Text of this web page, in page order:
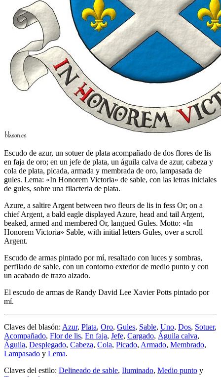
Escudo de azur, un sotuer de plata acompañado de dos flores de lis
en faja de oro; en un jefe de plata, un águila calva de azur, cabeza y
cola de plata, picada, armada y membrada de oro, lampasada de
gules. Lema: «In Honorem Victoria» de sable, con las letras iniciales
de gules, sobre una filacteria de plata.
Azure, a saltire Argent between two fleurs de lis in fess Or; on a
chief Argent, a bald eagle displayed Azure, head and tail Argent,
beaked, armed and membered Or, langued Gules. Motto: «In
Honorem Victoria» Sable, with initial letters Gules, over a scroll
Argent.
Escudo de armas pintado por mí, resaltado con luces y sombras,
perfilado de sable, con un contorno exterior de medio punto y con
un acabado de trazo alzado.
El escudo de armas de Randy David Lee Xavier Potts pintado por
mí.
Claves del blasón: Azur, Plata, Oro, Gules, Sable, Uno, Dos, Sotuer,
Acompañado, Flor de lis, En faja, Jefe, Cargado, Águila calva,
Águila, Desplegado, Cabeza, Cola, Picado, Armado, Membrado,
Lampasado y Lema.
Claves del estilo: Delineado de sable, Iluminado, Medio punto y